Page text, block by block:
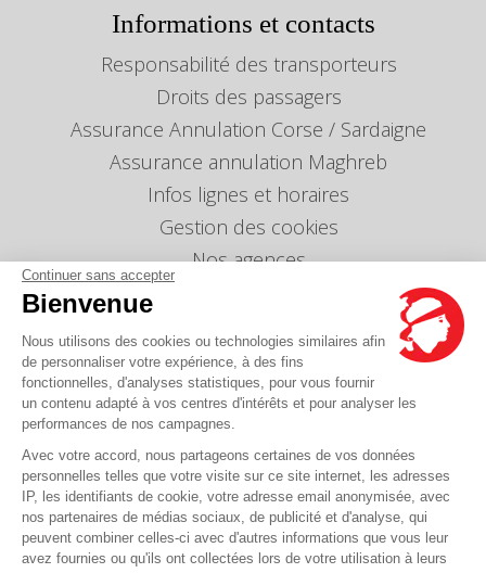
Continuer sans accepter
Bienvenue
Nous utilisons des cookies ou technologies similaires afin
de personnaliser votre expérience, à des fins
fonctionnelles, d'analyses statistiques, pour vous fournir
un contenu adapté à vos centres d'intérêts et pour analyser les
performances de nos campagnes.
Avec votre accord, nous partageons certaines de vos données
personnelles telles que votre visite sur ce site internet, les adresses
IP, les identifiants de cookie, votre adresse email anonymisée, avec
nos partenaires de médias sociaux, de publicité et d'analyse, qui
peuvent combiner celles-ci avec d'autres informations que vous leur
avez fournies ou qu'ils ont collectées lors de votre utilisation à leurs
Informations et contacts
Responsabilité des transporteurs
Droits des passagers
Assurance Annulation Corse / Sardaigne
Assurance annulation Maghreb
Infos lignes et horaires
Gestion des cookies
Nos agences
Nous envoyer un message
Info Ventes et Modifications
Politique de protection des données
personnelles
Index égalité professionnelle Femmes-Hommes
Écarts de représentation femmes-hommes dans
les postes de direction
Vous avez une question ?